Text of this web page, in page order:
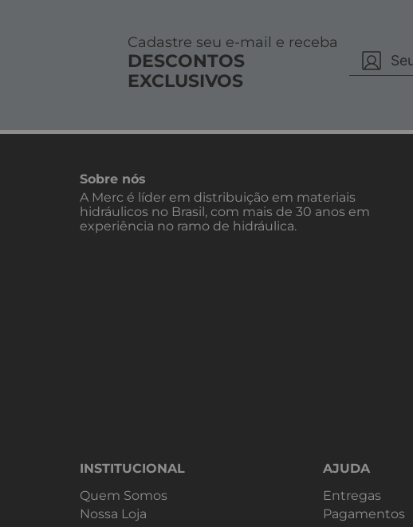
Cadastre seu e-mail e receba
DESCONTOS
EXCLUSIVOS
Sobre nós
A Merc é líder em distribuição em materiais
hidráulicos no Brasil, com mais de 30 anos em
experiência no ramo de hidráulica.
INSTITUCIONAL
Quem Somos
Nossa Loja
AJUDA
Entregas
Pagamentos